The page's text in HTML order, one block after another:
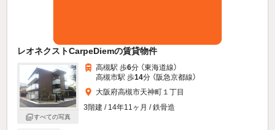
レオネクストCarpeDiemの賃貸物件
すべての写真
高槻駅 歩6分 （東海道線）
高槻市駅 歩14分 （阪急京都線）
大阪府高槻市天神町１丁目
3階建 / 14年11ヶ月 / 鉄骨造